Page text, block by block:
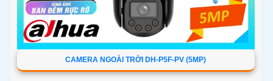
CAMERA NGOÀI TRỜI DH-P5F-PV (5MP)